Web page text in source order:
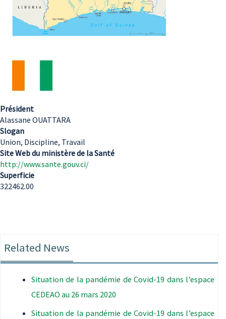
Président
Alassane OUATTARA
Slogan
Union, Discipline, Travail
Site Web du ministère de la Santé
http://www.sante.gouv.ci/
Superficie
322462.00
Related News
Situation de la pandémie de Covid-19 dans l’espace
CEDEAO au 26 mars 2020
Situation de la pandémie de Covid-19 dans l’espace